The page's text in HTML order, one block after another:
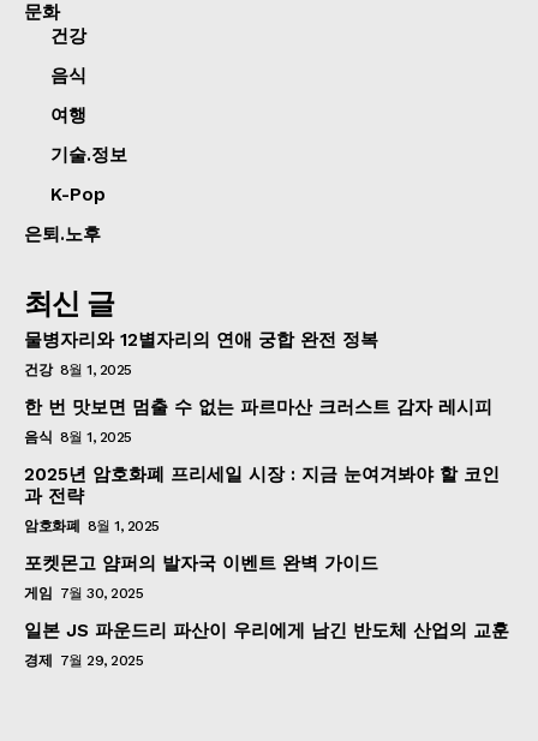
문화
건강
음식
여행
기술.정보
K-Pop
은퇴.노후
최신 글
물병자리와 12별자리의 연애 궁합 완전 정복
건강 8월 1, 2025
한 번 맛보면 멈출 수 없는 파르마산 크러스트 감자 레시피
음식 8월 1, 2025
2025년 암호화폐 프리세일 시장 : 지금 눈여겨봐야 할 코인
과 전략
암호화폐 8월 1, 2025
포켓몬고 얌퍼의 발자국 이벤트 완벽 가이드
게임 7월 30, 2025
일본 JS 파운드리 파산이 우리에게 남긴 반도체 산업의 교훈
경제 7월 29, 2025